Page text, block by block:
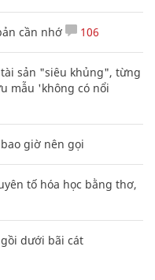
cần nhớ 106
sản "siêu khủng", từng
mẫu 'không có nổi
giờ nên gọi
tố hóa học bằng thơ,
dưới bãi cát